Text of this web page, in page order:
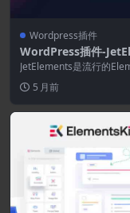
Wordpress插件
WordPress插件-
ts
成器的小部件插件
JetElements是流行的
5 月前